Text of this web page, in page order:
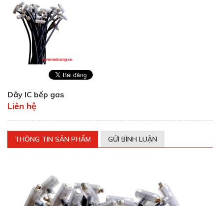
Dây IC bếp gas
Liên hệ
THÔNG TIN SẢN PHẨM GỬI BÌNH LUẬN